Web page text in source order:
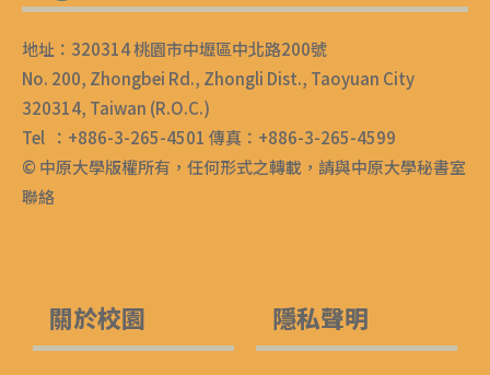
地址：320314 桃園市中壢區中北路200號
No. 200, Zhongbei Rd., Zhongli Dist., Taoyuan City
320314, Taiwan (R.O.C.)
Tel ：+886-3-265-4501 傳真：+886-3-265-4599
© 中原大學版權所有，任何形式之轉載，請與中原大學秘書室
聯絡
關於校園 隱私聲明